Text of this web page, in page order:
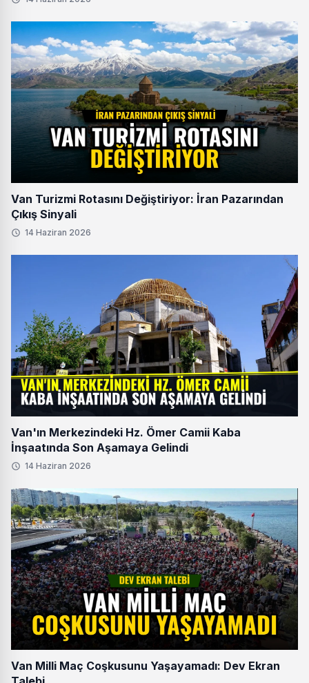
Van Turizmi Rotasını Değiştiriyor: İran Pazarından
Çıkış Sinyali
14 Haziran 2026
Van'ın Merkezindeki Hz. Ömer Camii Kaba
İnşaatında Son Aşamaya Gelindi
14 Haziran 2026
Van Milli Maç Coşkusunu Yaşayamadı: Dev Ekran